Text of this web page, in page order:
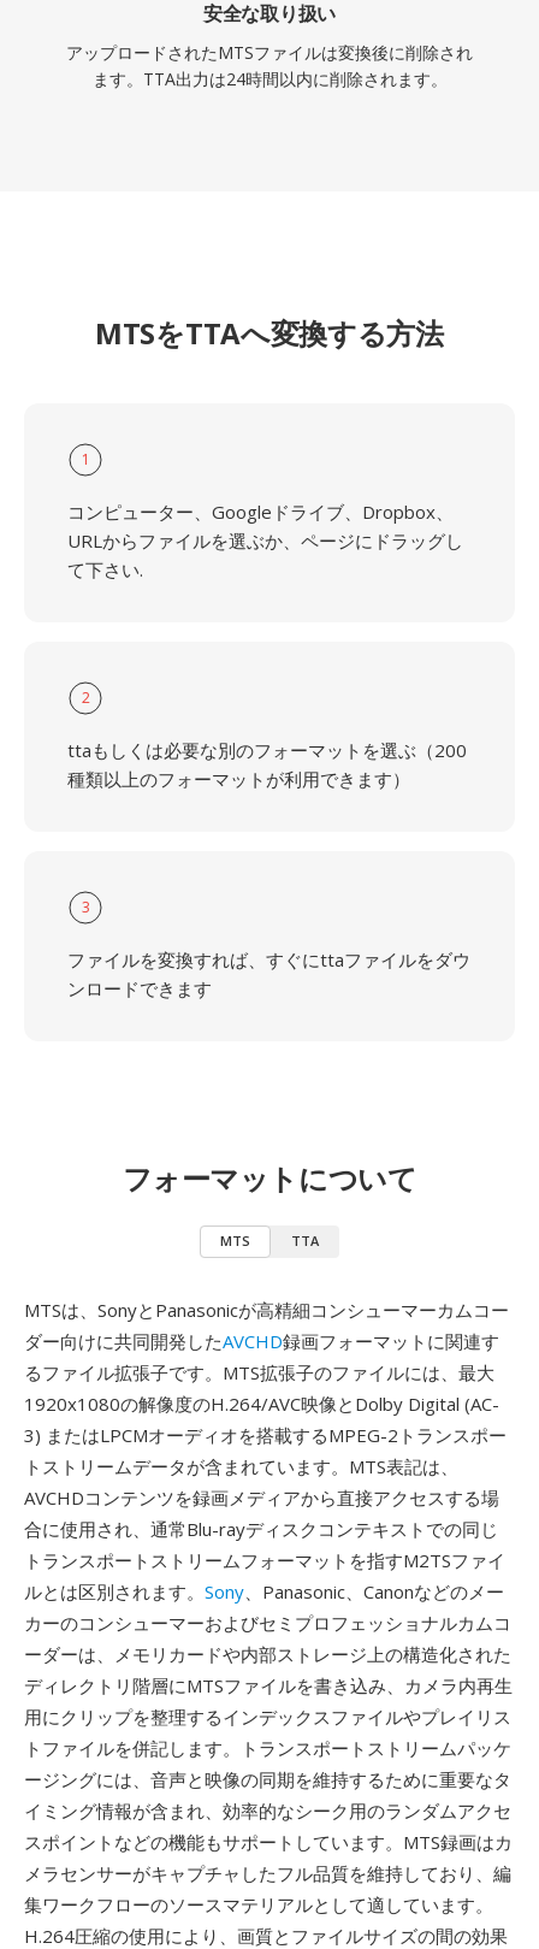
安全な取り扱い
アップロードされたMTSファイルは変換後に削除され
ます。TTA出力は24時間以内に削除されます。
MTSをTTAへ変換する方法
1
コンピューター、Googleドライブ、Dropbox、
URLからファイルを選ぶか、ページにドラッグし
て下さい.
2
ttaもしくは必要な別のフォーマットを選ぶ（200
種類以上のフォーマットが利用できます）
3
ファイルを変換すれば、すぐにttaファイルをダウ
ンロードできます
フォーマットについて
MTS TTA
MTSは、SonyとPanasonicが高精細コンシューマーカムコー
ダー向けに共同開発したAVCHD録画フォーマットに関連す
るファイル拡張子です。MTS拡張子のファイルには、最大
1920x1080の解像度のH.264/AVC映像とDolby Digital (AC-
3) またはLPCMオーディオを搭載するMPEG-2トランスポー
トストリームデータが含まれています。MTS表記は、
AVCHDコンテンツを録画メディアから直接アクセスする場
合に使用され、通常Blu-rayディスクコンテキストでの同じ
トランスポートストリームフォーマットを指すM2TSファイ
ルとは区別されます。 Sony、Panasonic、Canonなどのメー
カーのコンシューマーおよびセミプロフェッショナルカムコ
ーダーは、メモリカードや内部ストレージ上の構造化された
ディレクトリ階層にMTSファイルを書き込み、カメラ内再生
用にクリップを整理するインデックスファイルやプレイリス
トファイルを併記します。トランスポートストリームパッケ
ージングには、音声と映像の同期を維持するために重要なタ
イミング情報が含まれ、効率的なシーク用のランダムアクセ
スポイントなどの機能もサポートしています。MTS録画はカ
メラセンサーがキャプチャしたフル品質を維持しており、編
集ワークフローのソースマテリアルとして適しています。
H.264圧縮の使用により、画質とファイルサイズの間の効果